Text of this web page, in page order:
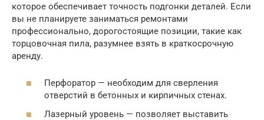
которое обеспечивает точность подгонки деталей. Если
вы не планируете заниматься ремонтами
профессионально, дорогостоящие позиции, такие как
торцовочная пила, разумнее взять в краткосрочную
аренду.
Перфоратор — необходим для сверления
отверстий в бетонных и кирпичных стенах.
Лазерный уровень — позволяет выставить